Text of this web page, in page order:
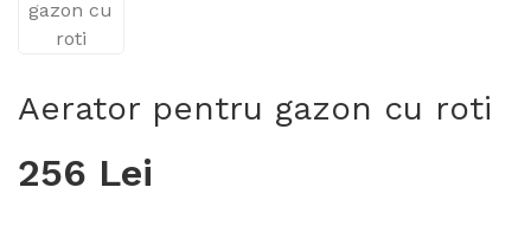
Aerator pentru gazon cu roti
256 Lei